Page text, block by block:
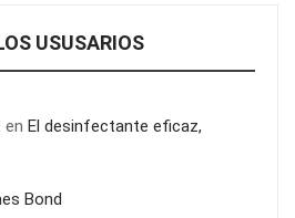
USUSARIOS
en El desinfectante eficaz,
Bond